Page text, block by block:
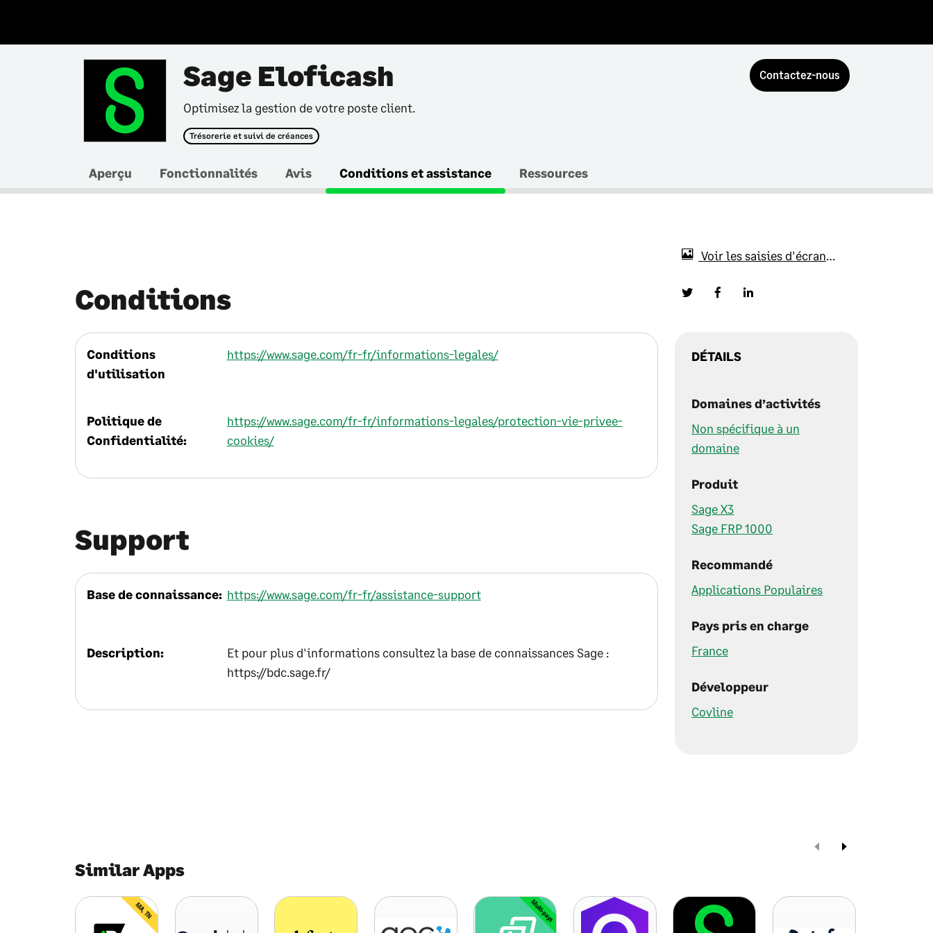
Sage Eloficash
Optimisez la gestion de votre poste client.
Trésorerie et suivi de créances
Contactez-nous
Aperçu Fonctionnalités Avis Conditions et assistance Ressources
Conditions
Conditions
d'utilisation
https://www.sage.com/fr-fr/informations-legales/
Politique de
Confidentialité:
https://www.sage.com/fr-fr/informations-legales/protection-vie-privee-
cookies/
Support
Base de connaissance: https://www.sage.com/fr-fr/assistance-support
Description:
Et pour plus d'informations consultez la base de connaissances Sage :
https://bdc.sage.fr/
Voir les saisies d'écran 2
DÉTAILS
Domaines d’activités
Non spécifique à un
domaine
Produit
Sage X3
Sage FRP 1000
Recommandé
Applications Populaires
Pays pris en charge
France
Développeur
Covline
Similar Apps
MA, TN Multi-pays